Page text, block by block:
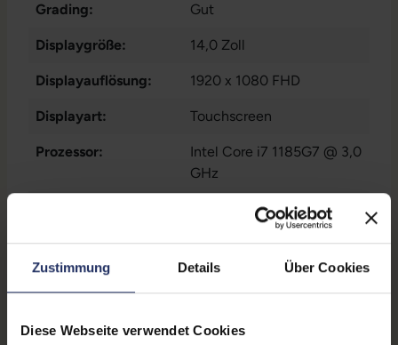
Zustimmung Details Über Cookies
Diese Webseite verwendet Cookies
Grading: Gut
Displaygröße: 14,0 Zoll
Displayauflösung: 1920 x 1080 FHD
Displayart: Touchscreen
Prozessor:
Intel Core i7 1185G7 @ 3,0
GHz
Prozessorkerne: 4
Datenspeicher: